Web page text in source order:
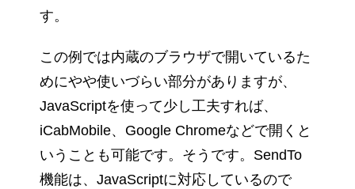
す。
この例では内蔵のブラウザで開いているた
めにやや使いづらい部分がありますが、
JavaScriptを使って少し工夫すれば、
iCabMobile、Google Chromeなどで開くと
いうことも可能です。そうです。SendTo
機能は、JavaScriptに対応しているので